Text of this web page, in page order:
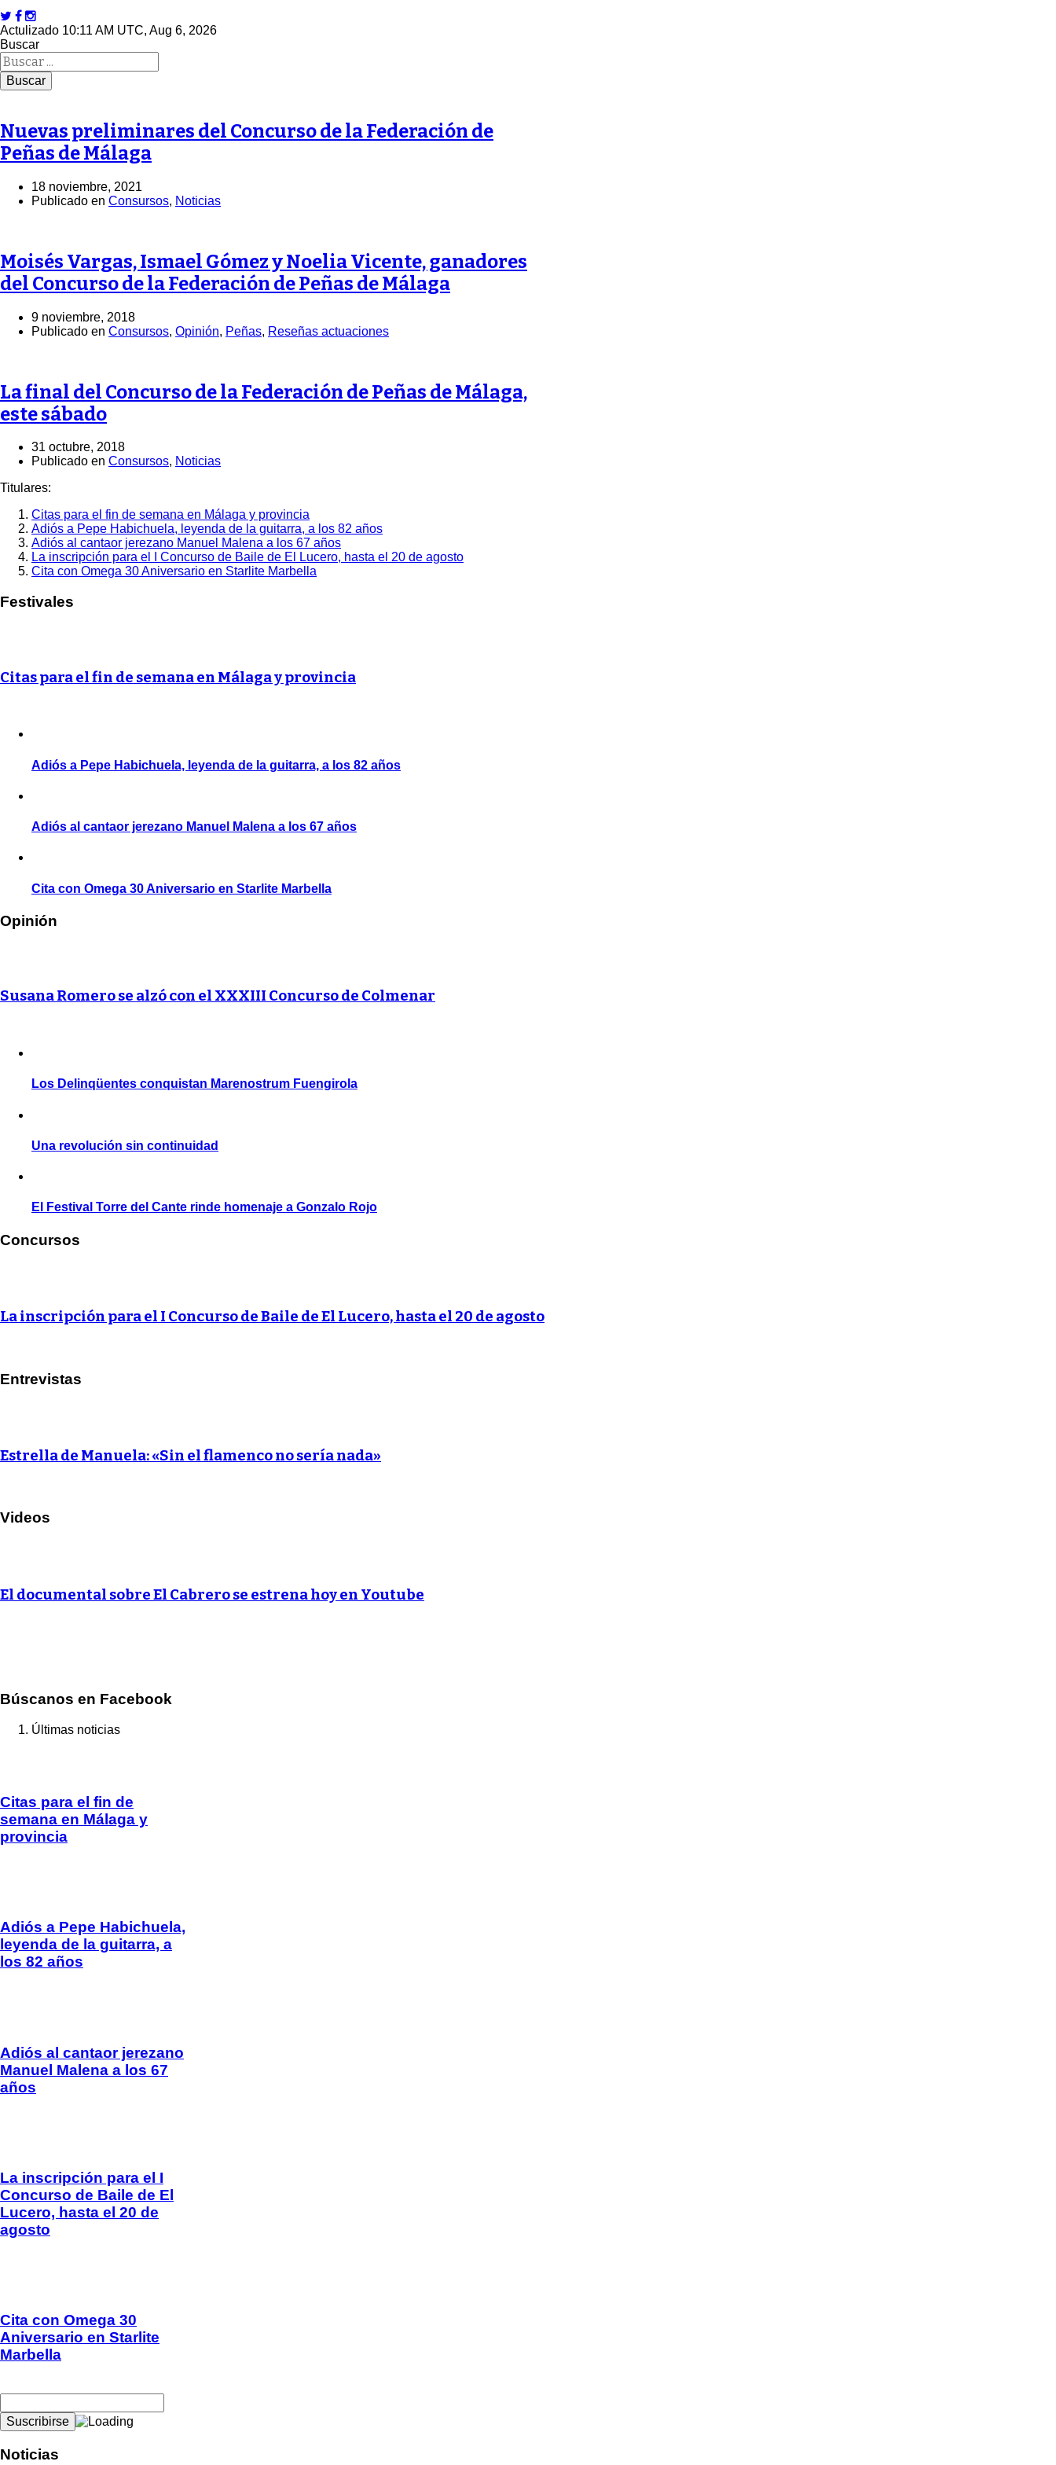
Actulizado 10:11 AM UTC, Aug 6, 2026
Buscar
Nuevas preliminares del Concurso de la Federación de
Peñas de Málaga
18 noviembre, 2021
Publicado en Consursos, Noticias
Moisés Vargas, Ismael Gómez y Noelia Vicente, ganadores
del Concurso de la Federación de Peñas de Málaga
9 noviembre, 2018
Publicado en Consursos, Opinión, Peñas, Reseñas actuaciones
La final del Concurso de la Federación de Peñas de Málaga,
este sábado
31 octubre, 2018
Publicado en Consursos, Noticias
Titulares:
Citas para el fin de semana en Málaga y provincia
Adiós a Pepe Habichuela, leyenda de la guitarra, a los 82 años
Adiós al cantaor jerezano Manuel Malena a los 67 años
La inscripción para el I Concurso de Baile de El Lucero, hasta el 20 de agosto
Cita con Omega 30 Aniversario en Starlite Marbella
Festivales
Citas para el fin de semana en Málaga y provincia
Adiós a Pepe Habichuela, leyenda de la guitarra, a los 82 años
Adiós al cantaor jerezano Manuel Malena a los 67 años
Cita con Omega 30 Aniversario en Starlite Marbella
Opinión
Susana Romero se alzó con el XXXIII Concurso de Colmenar
Los Delinqüentes conquistan Marenostrum Fuengirola
Una revolución sin continuidad
El Festival Torre del Cante rinde homenaje a Gonzalo Rojo
Concursos
La inscripción para el I Concurso de Baile de El Lucero, hasta el 20 de agosto
Entrevistas
Estrella de Manuela: «Sin el flamenco no sería nada»
Videos
El documental sobre El Cabrero se estrena hoy en Youtube
Búscanos en Facebook
Últimas noticias
Citas para el fin de
semana en Málaga y
provincia
Adiós a Pepe Habichuela,
leyenda de la guitarra, a
los 82 años
Adiós al cantaor jerezano
Manuel Malena a los 67
años
La inscripción para el I
Concurso de Baile de El
Lucero, hasta el 20 de
agosto
Cita con Omega 30
Aniversario en Starlite
Marbella
Noticias